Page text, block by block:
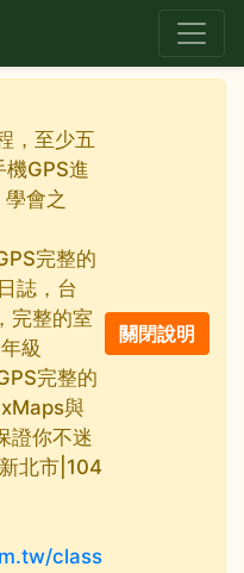
，至少五
GPS進
會之
完整的
誌，台
完整的室
級
完整的
與
證你不迷
北市|104
class